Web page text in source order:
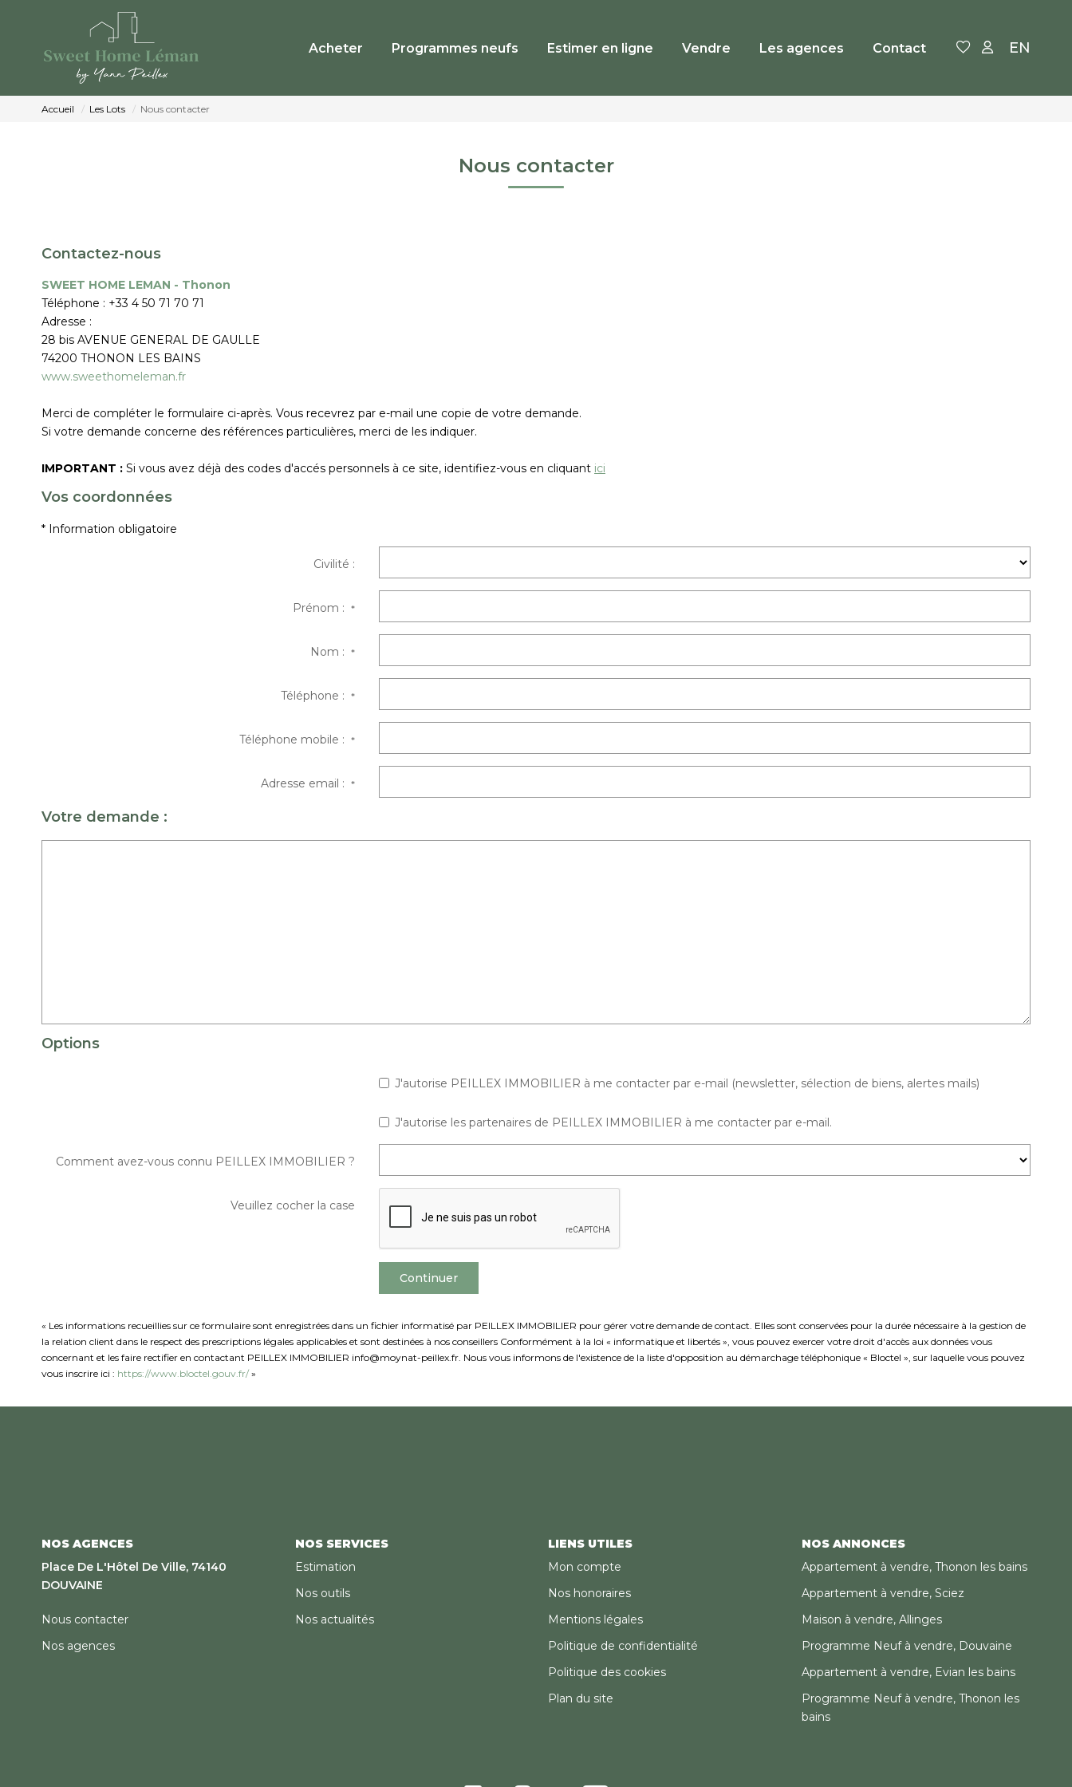
Acheter Programmes neufs Estimer en ligne Vendre Les agences Contact EN
Accueil Les Lots Nous contacter
Nous contacter
Contactez-nous
SWEET HOME LEMAN - Thonon
Téléphone : +33 4 50 71 70 71
Adresse :
28 bis AVENUE GENERAL DE GAULLE
74200 THONON LES BAINS
www.sweethomeleman.fr
Merci de compléter le formulaire ci-après. Vous recevrez par e-mail une copie de votre demande.
Si votre demande concerne des références particulières, merci de les indiquer.
IMPORTANT : Si vous avez déjà des codes d'accés personnels à ce site, identifiez-vous en cliquant ici
Vos coordonnées
* Information obligatoire
Civilité :
Prénom :*
Nom :*
Téléphone :*
Téléphone mobile :*
Adresse email :*
Votre demande :
Options
J'autorise PEILLEX IMMOBILIER à me contacter par e-mail (newsletter, sélection de biens, alertes mails)
J'autorise les partenaires de PEILLEX IMMOBILIER à me contacter par e-mail.
Comment avez-vous connu PEILLEX IMMOBILIER ?
Veuillez cocher la case
Continuer
« Les informations recueillies sur ce formulaire sont enregistrées dans un fichier informatisé par PEILLEX IMMOBILIER pour gérer votre demande de contact. Elles sont conservées pour la durée nécessaire à la gestion de
la relation client dans le respect des prescriptions légales applicables et sont destinées à nos conseillers Conformément à la loi « informatique et libertés », vous pouvez exercer votre droit d'accès aux données vous
concernant et les faire rectifier en contactant PEILLEX IMMOBILIER info@moynat-peillex.fr. Nous vous informons de l'existence de la liste d'opposition au démarchage téléphonique « Bloctel », sur laquelle vous pouvez
vous inscrire ici : https://www.bloctel.gouv.fr/ »
NOS AGENCES
Place De L'Hôtel De Ville, 74140
DOUVAINE
Nous contacter
Nos agences
NOS SERVICES
Estimation
Nos outils
Nos actualités
LIENS UTILES
Mon compte
Nos honoraires
Mentions légales
Politique de confidentialité
Politique des cookies
Plan du site
NOS ANNONCES
Appartement à vendre, Thonon les bains
Appartement à vendre, Sciez
Maison à vendre, Allinges
Programme Neuf à vendre, Douvaine
Appartement à vendre, Evian les bains
Programme Neuf à vendre, Thonon les
bains